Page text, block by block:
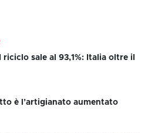
sale al 93,1%: Italia oltre il
è l’artigianato aumentato